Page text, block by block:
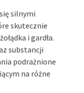
silnymi
skutecznie
i gardła.
substancji
podrażnione
na różne